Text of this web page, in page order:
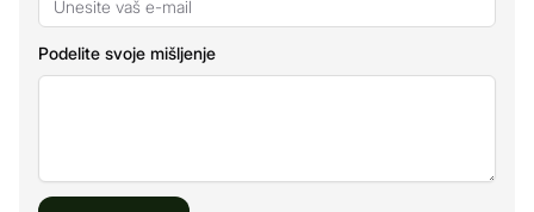
Podelite svoje mišljenje